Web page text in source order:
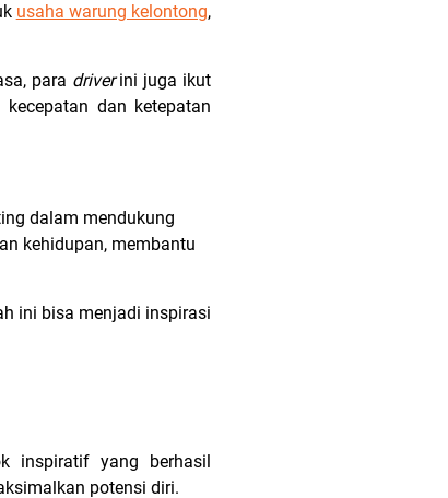
usaha warung kelontong,
para driverini juga ikut
dan ketepatan
dalam mendukung
kehidupan, membantu
ini bisa menjadi inspirasi
inspiratif yang berhasil
potensi diri.